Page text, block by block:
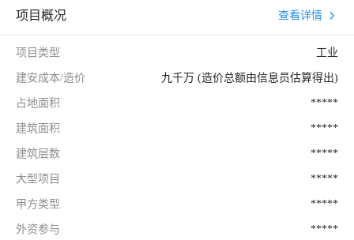
项目概况 查看详情
项目类型 工业
建安成本/造价 九千万 (造价总额由信息员估算得出)
占地面积 *****
建筑面积 *****
建筑层数 *****
大型项目 *****
甲方类型 *****
外资参与 *****